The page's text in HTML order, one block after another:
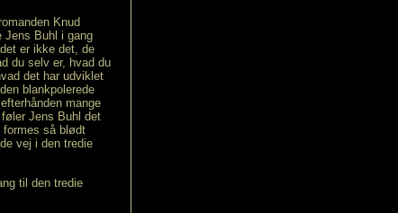
Knud
Jens Buhl i gang
er ikke det, de
du selv er, hvad du
det har udviklet
blankpolerede
mange
Jens Buhl det
formes så blødt
vej i den tredie
til den tredie